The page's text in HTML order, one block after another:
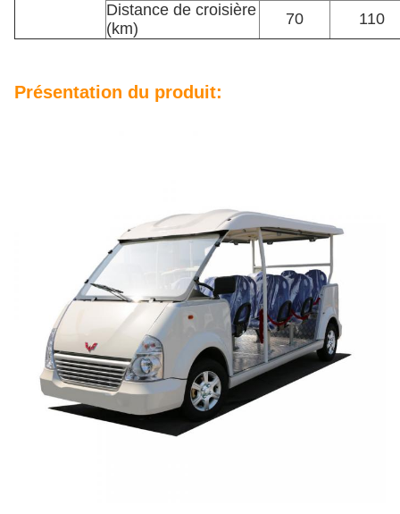
Distance de croisière
(km)
70 110
Présentation du produit: